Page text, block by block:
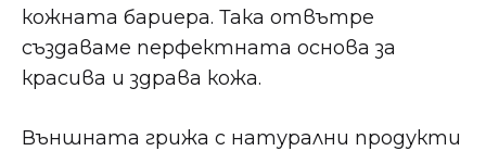
кожната бариера. Така отвътре
създаваме перфектната основа за
красива и здрава кожа.
Външната грижа с натурални продукти